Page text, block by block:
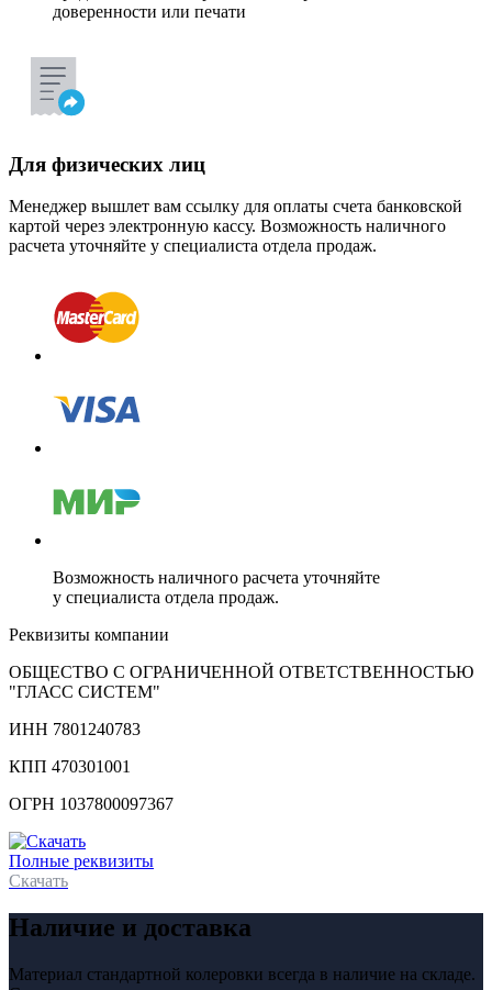
доверенности или печати
Для физических лиц
Менеджер вышлет вам ссылку для оплаты счета банковской
картой через электронную кассу. Возможность наличного
расчета уточняйте у специалиста отдела продаж.
Возможность наличного расчета уточняйте
у специалиста отдела продаж.
Реквизиты компании
ОБЩЕСТВО С ОГРАНИЧЕННОЙ ОТВЕТСТВЕННОСТЬЮ
"ГЛАСС СИСТЕМ"
ИНН 7801240783
КПП 470301001
ОГРН 1037800097367
Полные реквизиты
Скачать
Наличие и доставка
Материал стандартной колеровки всегда в наличие на складе.